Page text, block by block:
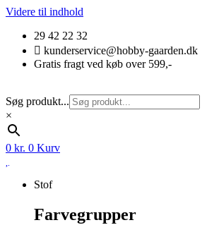
Videre til indhold
29 42 22 32
kunderservice@hobby-gaarden.dk
Gratis fragt ved køb over 599,-
Søg produkt...
×
0 kr. 0 Kurv
Stof
Farvegrupper